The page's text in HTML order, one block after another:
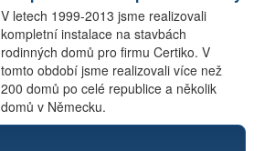
V letech 1999-2013 jsme realizovali
kompletní instalace na stavbách
rodinných domů pro firmu Certiko. V
tomto období jsme realizovali více než
200 domů po celé republice a několik
domů v Německu.